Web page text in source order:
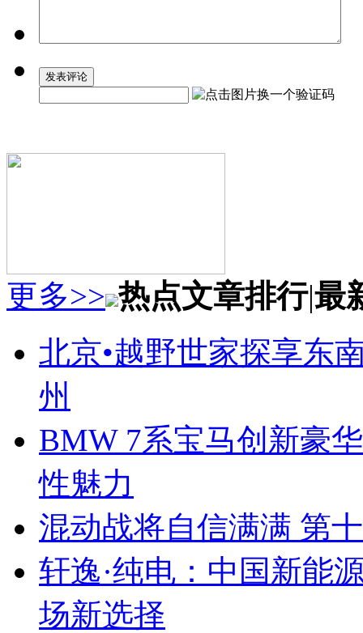
更多>> 热点文章排行|最
北京•越野世家探享东
州
BMW 7系宝马创新豪
性魅力
混动战将自信满满 第
轩逸·纯电：中国新能
场新选择